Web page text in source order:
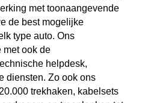
met toonaangevende
de best mogelijke
type auto. Ons
met ook de
helpdesk,
diensten. Zo ook ons
trekhaken, kabelsets